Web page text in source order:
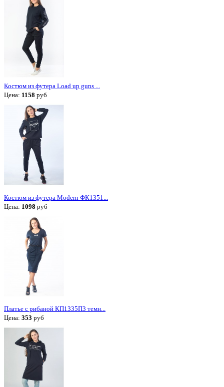
Костюм из футера Load up guns ...
Цена: 1158 руб
Костюм из футера Modern ФК1351...
Цена: 1098 руб
Платье с рибаной КП1335П3 темн...
Цена: 353 руб